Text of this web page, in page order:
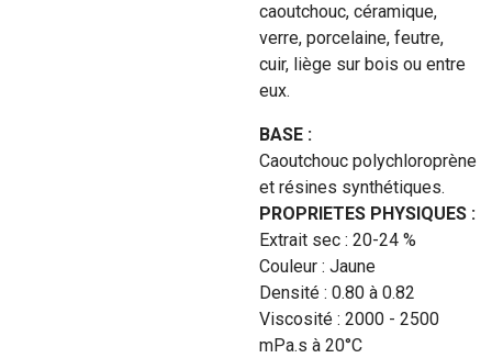
caoutchouc, céramique,
verre, porcelaine, feutre,
cuir, liège sur bois ou entre
eux.
BASE :
Caoutchouc polychloroprène
et résines synthétiques.
PROPRIETES PHYSIQUES :
Extrait sec : 20-24 %
Couleur : Jaune
Densité : 0.80 à 0.82
Viscosité : 2000 - 2500
mPa.s à 20°C